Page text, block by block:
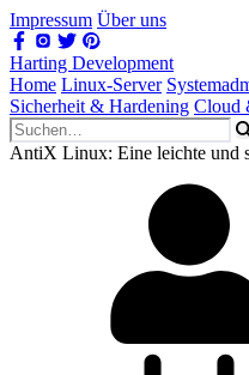
Impressum Über uns
Harting Development
Home Linux-Server
Sicherheit & Hardening Cloud
AntiX Linux: Eine leichte und